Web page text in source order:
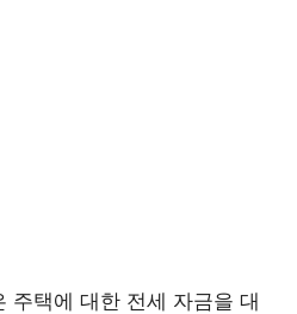
주택에 대한 전세 자금을 대